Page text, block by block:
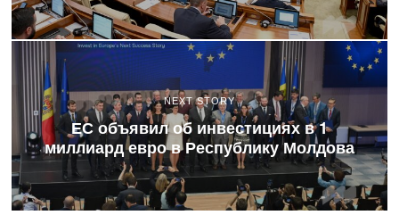
NEXT STORY
ЕС объявил об инвестициях в 1
миллиард евро в Республику Молдова